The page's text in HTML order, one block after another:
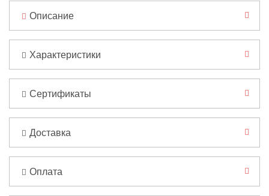
Описание
Характеристики
Сертификаты
Доставка
Оплата